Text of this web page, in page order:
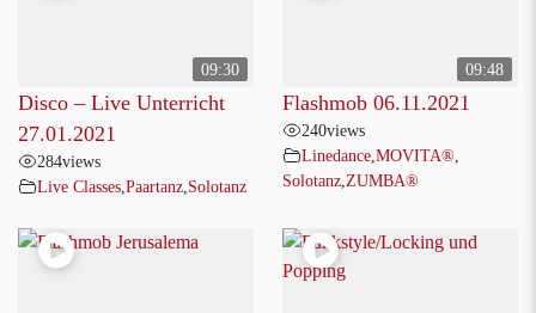
09:30
Disco – Live Unterricht
27.01.2021
284views
Live Classes Paartanz Solotanz
09:48
Flashmob 06.11.2021
240views
Linedance MOVITA®
Solotanz ZUMBA®